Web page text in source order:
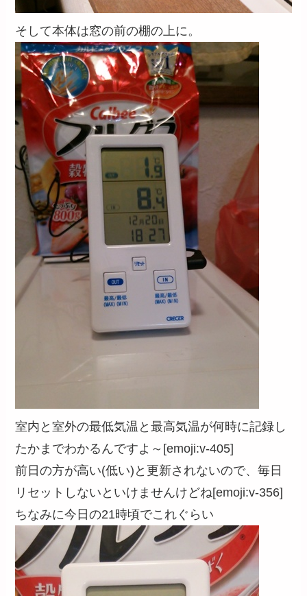
そして本体は窓の前の棚の上に。
室内と室外の最低気温と最高気温が何時に記録し
たかまでわかるんですよ～[emoji:v-405]
前日の方が高い(低い)と更新されないので、毎日
リセットしないといけませんけどね[emoji:v-356]
ちなみに今日の21時頃でこれぐらい